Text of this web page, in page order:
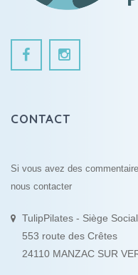
CONTACT
Si vous avez des
nous contacter
TulipPilates - Siège Social
553 route des Crêtes
24110 MANZAC SUR